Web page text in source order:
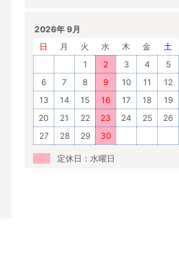
2026年 9月
日
月 火 水 木 金
土
1
2 3 4
5
6
7 8 9 10 11
12
13
14 15 16 17 18
19
20
21 22 23 24 25
26
27
28 29 30
定休日：水曜日